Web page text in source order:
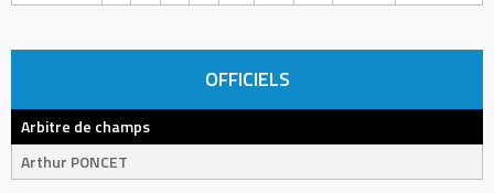
OFFICIELS
Arbitre de champs
Arthur PONCET